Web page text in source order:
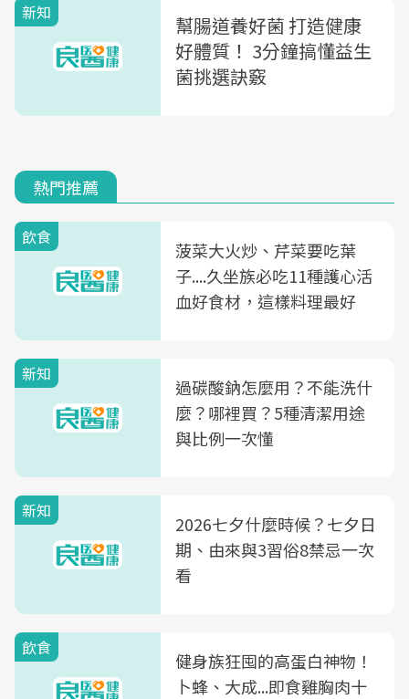
新知
幫腸道養好菌 打造健康
好體質！ 3分鐘搞懂益生
菌挑選訣竅
熱門推薦
飲食
菠菜大火炒、芹菜要吃葉
子....久坐族必吃11種護心活
血好食材，這樣料理最好
新知
過碳酸鈉怎麼用？不能洗什
麼？哪裡買？5種清潔用途
與比例一次懂
新知
2026七夕什麼時候？七夕日
期、由來與3習俗8禁忌一次
看
飲食
健身族狂囤的高蛋白神物！
卜蜂、大成...即食雞胸肉十